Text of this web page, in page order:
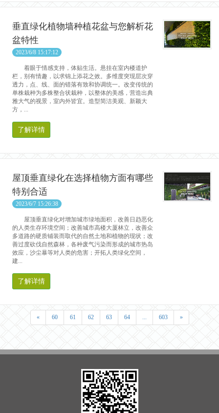
垂直绿化植物墙种植花盆与您解析花
盆特性
2023/6/8 15:17:12
着眼于情感支持，体贴生活。悬挂在室内楼道护
栏，别有情趣，以求锦上添花之效。多维度突现层次穿
透力，点、线、面的错落有致和协调统一。改变传统的
单株栽种为多株整合状栽种，以整体的美感，营造出典
雅大气的视景，室内外皆宜。造型简洁美观、新颖大
方，...
了解详情
屋顶垂直绿化在选择植物方面有哪些
特别合适
2023/6/7 15:26:38
屋顶垂直绿化对增加城市绿地面积，改善日趋恶化
的人类生存环境空间；改善城市高楼大厦林立，改善众
多道路的硬质铺装而取代的自然土地和植物的现状；改
善过度砍伐自然森林，各种废气污染而形成的城市热岛
效应，沙尘暴等对人类的危害；开拓人类绿化空间，
建...
了解详情
« 60 61 62 63 64 ... 603 »